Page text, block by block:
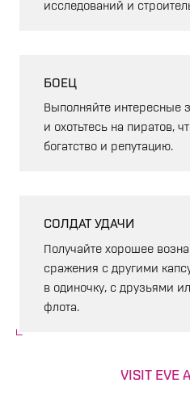
исследований и
БОЕЦ
Выполняйте интересные
и охотьтесь на пиратов,
богатство и репутацию.
СОЛДАТ УДАЧИ
Получайте хорошее
сражения с другими
в одиночку, с друзьями
флота.
VISIT EVE